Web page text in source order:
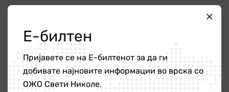
и ‘рбетот кои се шират во рацете и
16 јули 2026
Е-билтен
Пријавете се на Е-билтенот за да ги
добивате најновите информации во врска со
ОЖО Свети Николе.